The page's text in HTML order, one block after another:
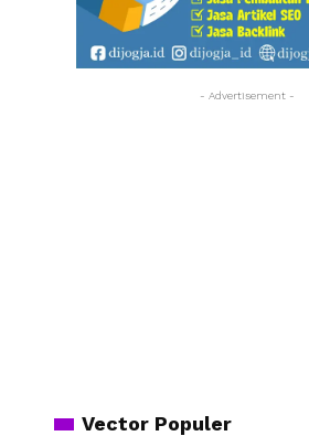
- Advertisement -
Vector Populer